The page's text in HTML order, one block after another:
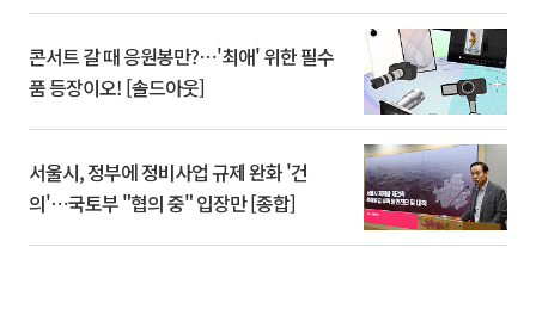
콘서트 갈 때 응원봉만?⋯'최애' 위한 필수
품 등장이오! [솔드아웃]
서울시, 정부에 정비사업 규제 완화 '건
의'⋯국토부 "협의 중" 입장만 [종합]